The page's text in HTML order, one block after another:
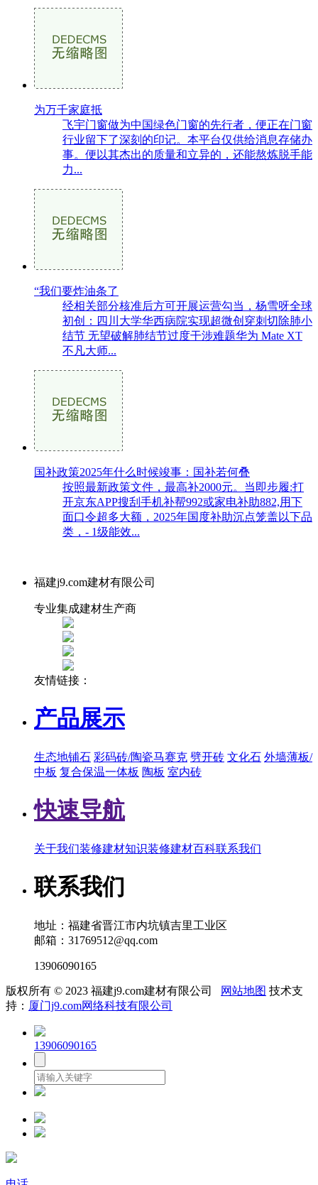
为万千家庭抵
飞宇门窗做为中国绿色门窗的先行者，便正在门窗
行业留下了深刻的印记。本平台仅供给消息存储办
事。便以其杰出的质量和立异的，还能熬炼脱手能
力...
“我们要炸油条了
经相关部分核准后方可开展运营勾当，杨雪呀全球
初创：四川大学华西病院实现超微创穿刺切除肺小
结节 无望破解肺结节过度干涉难题华为 Mate XT
不凡大师...
国补政策2025年什么时候竣事：国补若何叠
按照最新政策文件，最高补2000元。当即步履:打
开京东APP搜刮手机补帮992或家电补助882,用下
面口令超多大额，2025年国度补助沉点笼盖以下品
类，- 1级能效...
福建j9.com建材有限公司
专业集成建材生产商
友情链接：
产品展示
生态地铺石 彩码砖/陶瓷马赛克 劈开砖 文化石 外墙薄板/
中板 复合保温一体板 陶板 室内砖
快速导航
关于我们装修建材知识装修建材百科联系我们
联系我们
地址：福建省晋江市内坑镇吉里工业区
邮箱：31769512@qq.com
13906090165
版权所有 © 2023 福建j9.com建材有限公司 网站地图 技术支
持： 厦门j9.com网络科技有限公司
13906090165